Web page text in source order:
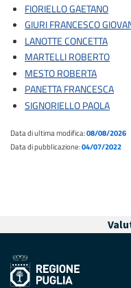
FIORIELLO GAETANO
GIURI FRANCESCO
LANOTTE CONCETTA
MARTELLI ROBERTO
MESTO ROBERTA
PANETTA FRANCESCA
SIGNORIELLO PAOLA
Data di ultima modifica:08/08/2026
Data di pubblicazione:04/07/2022